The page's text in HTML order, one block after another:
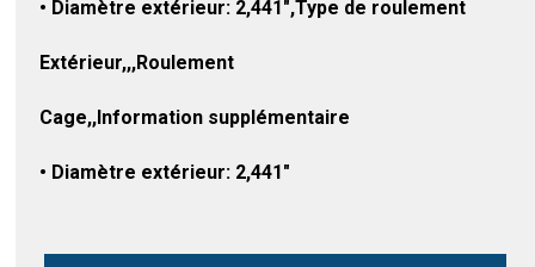
• Diamètre extérieur: 2,441″,Type de roulement
Extérieur,,,Roulement
Cage,,Information supplémentaire
• Diamètre extérieur: 2,441″